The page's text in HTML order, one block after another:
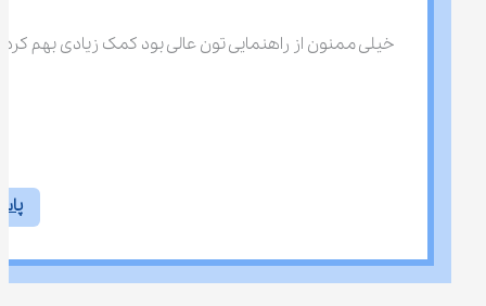
خیلی ممنون از راهنمایی تون عالی بود کمک زیادی بهم